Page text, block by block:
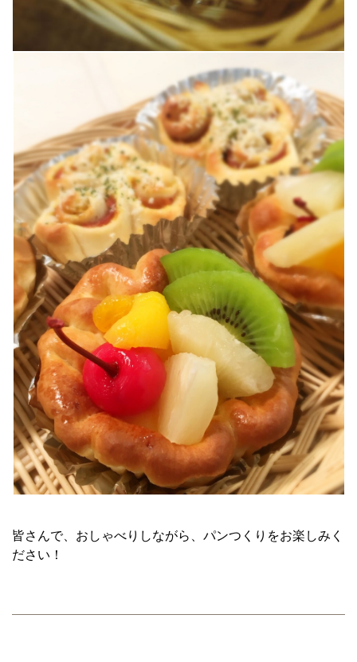
皆さんで、おしゃべりしながら、パンつくりをお楽しみく
ださい！